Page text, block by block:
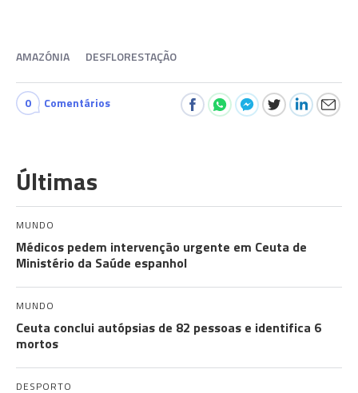
AMAZÓNIA DESFLORESTAÇÃO
0 Comentários
Últimas
MUNDO
Médicos pedem intervenção urgente em Ceuta de
Ministério da Saúde espanhol
MUNDO
Ceuta conclui autópsias de 82 pessoas e identifica 6
mortos
DESPORTO